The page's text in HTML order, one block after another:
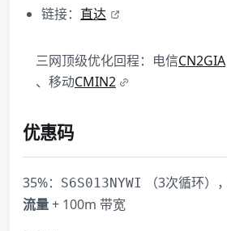
链接： 直达
三网顶级优化回程：电信CN2GIA
、移动CMIN2
优惠码
35%： S6S013NYWI （3次循环）
流量+ 100m 带宽